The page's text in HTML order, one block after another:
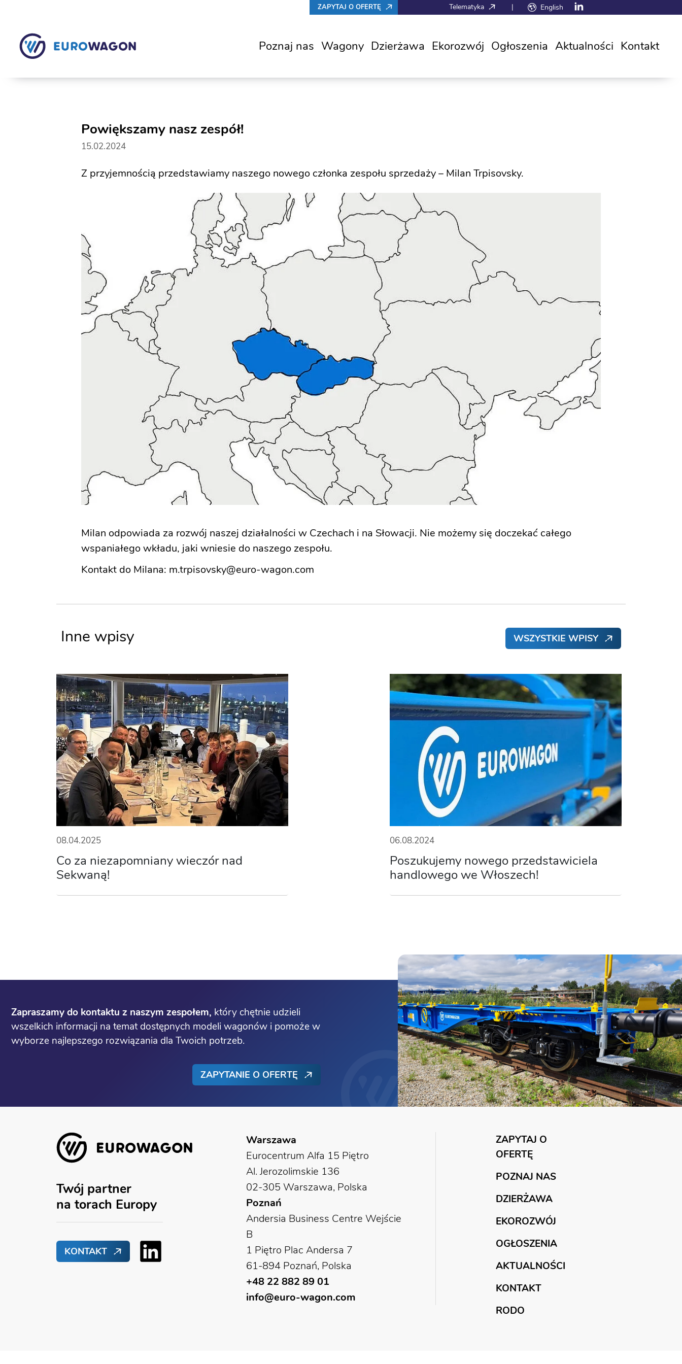
ZAPYTAJ O OFERTĘ Telematyka | English
Poznaj nas Wagony Dzierżawa Ekorozwój Ogłoszenia Aktualności Kontakt
Powiększamy nasz zespół!
15.02.2024
Z przyjemnością przedstawiamy naszego nowego członka zespołu sprzedaży – Milan Trpisovsky.
Milan odpowiada za rozwój naszej działalności w Czechach i na Słowacji. Nie możemy się doczekać całego
wspaniałego wkładu, jaki wniesie do naszego zespołu.
Kontakt do Milana: m.trpisovsky@euro-wagon.com
Inne wpisy WSZYSTKIE WPISY
08.04.2025
Co za niezapomniany wieczór nad
Sekwaną!
06.08.2024
Poszukujemy nowego przedstawiciela
handlowego we Włoszech!
Zapraszamy do kontaktu z naszym zespołem, który chętnie udzieli
wszelkich informacji na temat dostępnych modeli wagonów i pomoże w
wyborze najlepszego rozwiązania dla Twoich potrzeb.
ZAPYTANIE O OFERTĘ
Twój partner
na torach Europy
KONTAKT
Warszawa
Eurocentrum Alfa 15 Piętro
Al. Jerozolimskie 136
02-305 Warszawa, Polska
Poznań
Andersia Business Centre Wejście
B
1 Piętro Plac Andersa 7
61-894 Poznań, Polska
+48 22 882 89 01
info@euro-wagon.com
ZAPYTAJ O
OFERTĘ
POZNAJ NAS
DZIERŻAWA
EKOROZWÓJ
OGŁOSZENIA
AKTUALNOŚCI
KONTAKT
RODO